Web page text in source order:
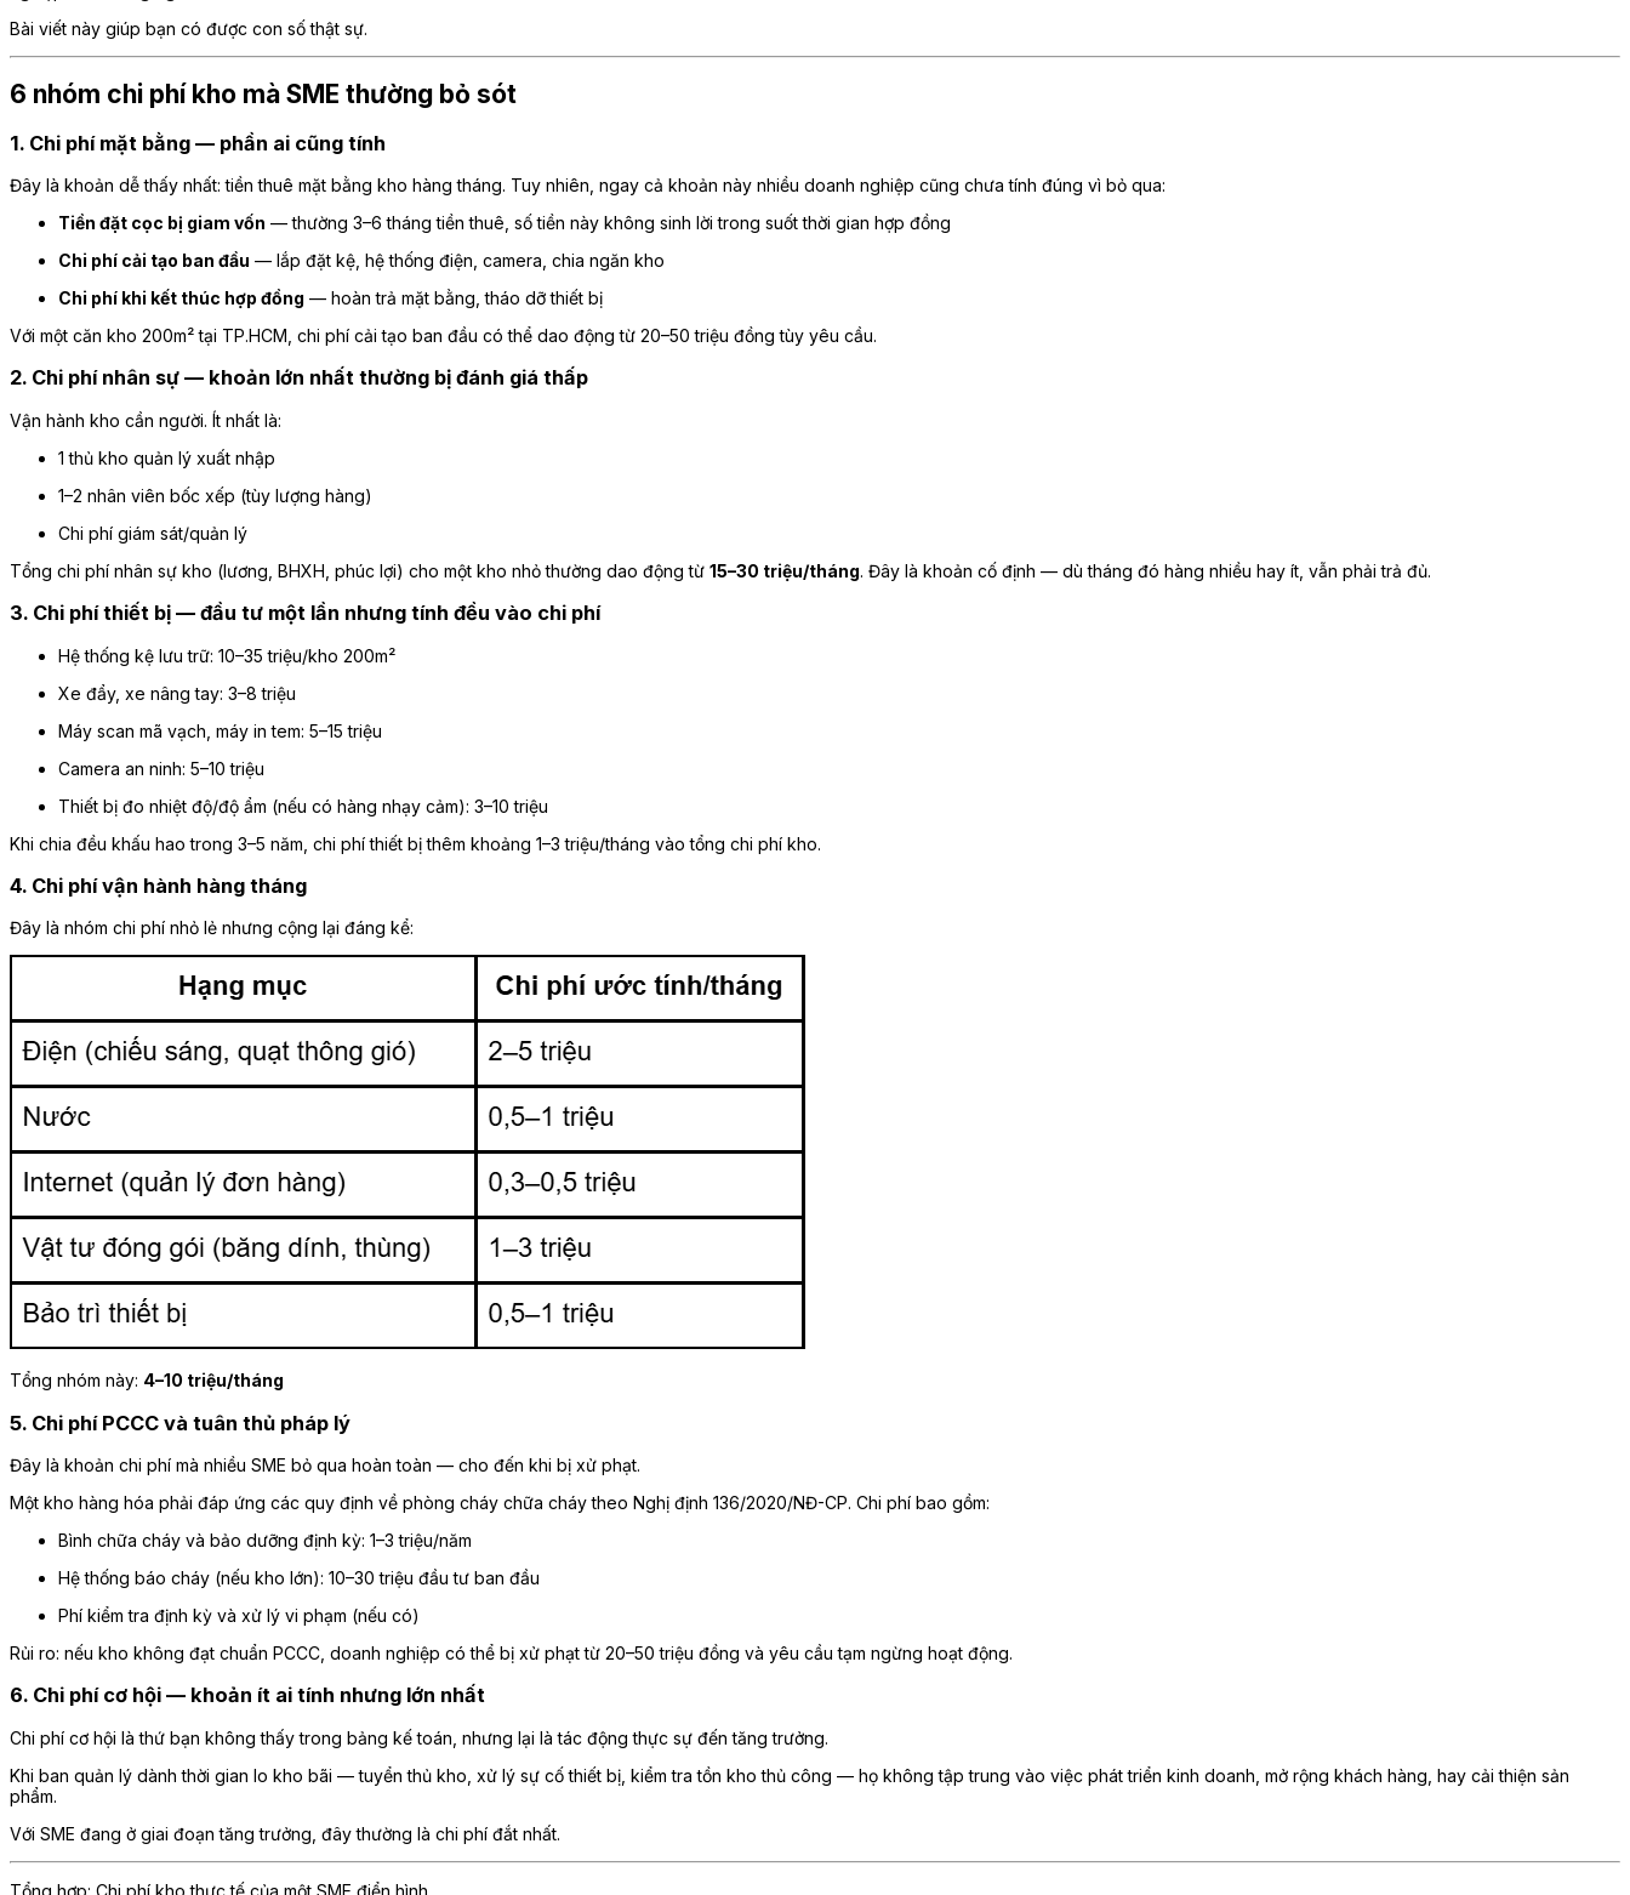
Bài viết này giúp bạn có được con số thật sự.
6 nhóm chi phí kho mà SME thường bỏ sót
1. Chi phí mặt bằng — phần ai cũng tính
Đây là khoản dễ thấy nhất: tiền thuê mặt bằng kho hàng tháng. Tuy nhiên, ngay cả khoản này nhiều doanh nghiệp cũng chưa tính đúng vì bỏ qua:
Tiền đặt cọc bị giam vốn — thường 3–6 tháng tiền thuê, số tiền này không sinh lời trong suốt thời gian hợp đồng
Chi phí cải tạo ban đầu — lắp đặt kệ, hệ thống điện, camera, chia ngăn kho
Chi phí khi kết thúc hợp đồng — hoàn trả mặt bằng, tháo dỡ thiết bị
Với một căn kho 200m² tại TP.HCM, chi phí cải tạo ban đầu có thể dao động từ 20–50 triệu đồng tùy yêu cầu.
2. Chi phí nhân sự — khoản lớn nhất thường bị đánh giá thấp
Vận hành kho cần người. Ít nhất là:
1 thủ kho quản lý xuất nhập
1–2 nhân viên bốc xếp (tùy lượng hàng)
Chi phí giám sát/quản lý
Tổng chi phí nhân sự kho (lương, BHXH, phúc lợi) cho một kho nhỏ thường dao động từ 15–30 triệu/tháng. Đây là khoản cố định — dù tháng đó hàng nhiều hay ít, vẫn phải trả đủ.
3. Chi phí thiết bị — đầu tư một lần nhưng tính đều vào chi phí
Hệ thống kệ lưu trữ: 10–35 triệu/kho 200m²
Xe đẩy, xe nâng tay: 3–8 triệu
Máy scan mã vạch, máy in tem: 5–15 triệu
Camera an ninh: 5–10 triệu
Thiết bị đo nhiệt độ/độ ẩm (nếu có hàng nhạy cảm): 3–10 triệu
Khi chia đều khấu hao trong 3–5 năm, chi phí thiết bị thêm khoảng 1–3 triệu/tháng vào tổng chi phí kho.
4. Chi phí vận hành hàng tháng
Đây là nhóm chi phí nhỏ lẻ nhưng cộng lại đáng kể:
Tổng nhóm này: 4–10 triệu/tháng
5. Chi phí PCCC và tuân thủ pháp lý
Đây là khoản chi phí mà nhiều SME bỏ qua hoàn toàn — cho đến khi bị xử phạt.
Một kho hàng hóa phải đáp ứng các quy định về phòng cháy chữa cháy theo Nghị định 136/2020/NĐ-CP. Chi phí bao gồm:
Bình chữa cháy và bảo dưỡng định kỳ: 1–3 triệu/năm
Hệ thống báo cháy (nếu kho lớn): 10–30 triệu đầu tư ban đầu
Phí kiểm tra định kỳ và xử lý vi phạm (nếu có)
Rủi ro: nếu kho không đạt chuẩn PCCC, doanh nghiệp có thể bị xử phạt từ 20–50 triệu đồng và yêu cầu tạm ngừng hoạt động.
6. Chi phí cơ hội — khoản ít ai tính nhưng lớn nhất
Chi phí cơ hội là thứ bạn không thấy trong bảng kế toán, nhưng lại là tác động thực sự đến tăng trưởng.
Khi ban quản lý dành thời gian lo kho bãi — tuyển thủ kho, xử lý sự cố thiết bị, kiểm tra tồn kho thủ công — họ không tập trung vào việc phát triển kinh doanh, mở rộng khách hàng, hay cải thiện sản
phẩm.
Với SME đang ở giai đoạn tăng trưởng, đây thường là chi phí đắt nhất.
Tổng hợp: Chi phí kho thực tế của một SME điển hình